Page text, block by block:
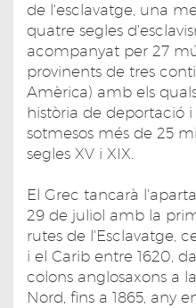
de l'esclavatge, una
quatre segles
acompanyat per 27
provinents de tres
Amèrica) amb els
història de deportació
sotmesos més de 25
segles XV i XIX.
El Grec tancarà
29 de juliol amb la
rutes de l'Esclavatge,
i el Carib entre 1620,
colons anglosaxons a
Nord, fins a 1865, any